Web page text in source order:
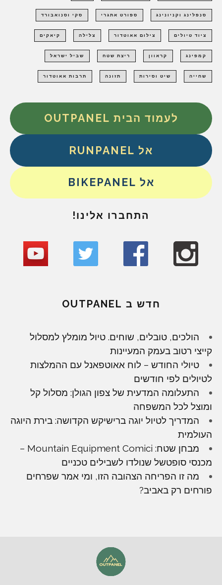
סנפלינג וקניונינג ספורט אתגרי סקי וסנואבורד
ציוד טיולים צילום אאוטדור צלילה קיאקים
קמפינג קראוון ריצת שטח שביל ישראל
שחייה שיט וסירות תזונה תרבות אאוטדור
לעמוד הבית OUTPANEL
אל RUNPANEL
אל BIKEPANEL
התחברו אלינו!
חדש ב OUTPANEL
הולכים, טובלים, שוחים. טיול מומלץ למסלול
קייצי רטוב בעמק המעיינות
טיולי החודש – לוח אאוטפאנל עם ההמלצות
לטיולים לפי חודשים
התעלומה המדעית של צפון הגולן: מסלול קל
ומוצל לכל המשפחה
המדריך לטיול יוגה ברישיקש הקדושה: בירת היוגה
העולמית
מבחן שטח: Mountain Equipment Comici –
מכנסי סופטשל שנולדו לשבילים טכניים
מה זו הפריחה הצהובה הזו, ומי אמר שפרחים
פורחים רק באביב?